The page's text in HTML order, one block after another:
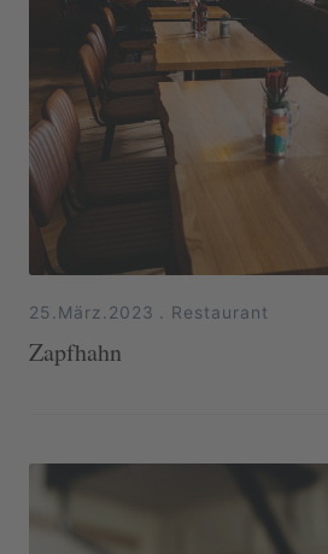
25.März.2023 . Restaurant
Zapfhahn